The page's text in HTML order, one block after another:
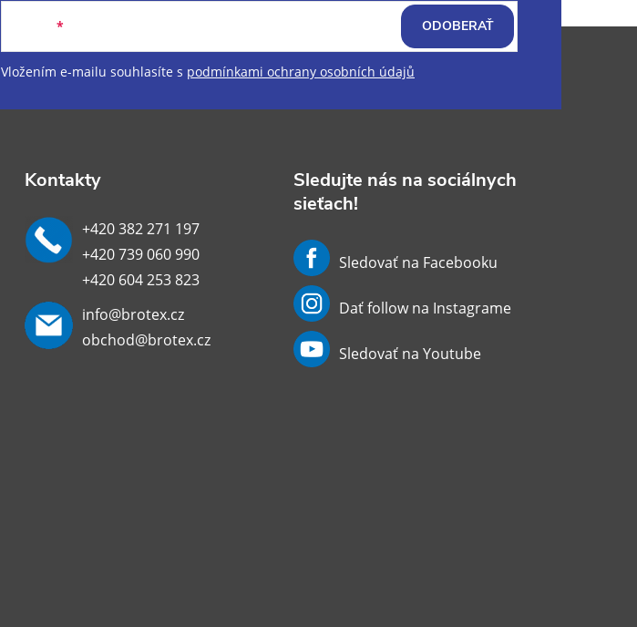
Vložením e-mailu souhlasíte s podmínkami ochrany osobních údajů
ODOBERAŤ
Kontakty
+420 382 271 197
+420 739 060 990
+420 604 253 823
info@brotex.cz
obchod@brotex.cz
Sledujte nás na sociálnych
sieťach!
Sledovať na Facebooku
Dať follow na Instagrame
Sledovať na Youtube